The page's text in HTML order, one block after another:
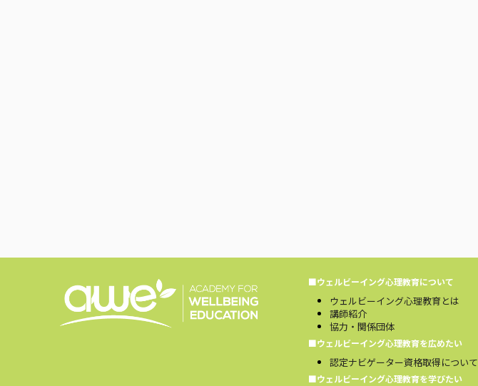
■ウェルビーイング心理教育について
ウェルビーイング心理教育とは
講師紹介
協力・関係団体
■ウェルビーイング心理教育を広めたい
認定ナビゲーター資格取得について
■ウェルビーイング心理教育を学びたい